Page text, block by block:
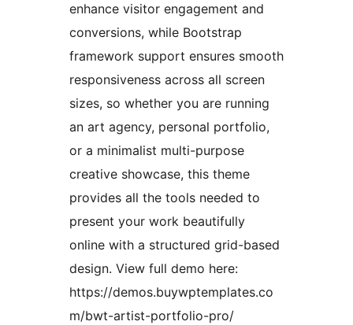
enhance visitor engagement and
conversions, while Bootstrap
framework support ensures smooth
responsiveness across all screen
sizes, so whether you are running
an art agency, personal portfolio,
or a minimalist multi-purpose
creative showcase, this theme
provides all the tools needed to
present your work beautifully
online with a structured grid-based
design. View full demo here:
https://demos.buywptemplates.co
m/bwt-artist-portfolio-pro/